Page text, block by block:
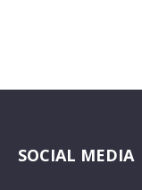
SOCIAL MEDIA